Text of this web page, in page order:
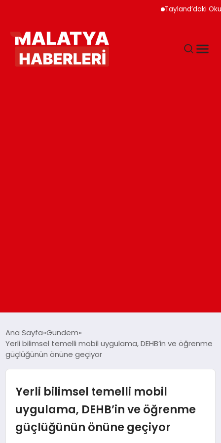
Tayland’daki Okul
GÜNDEM
DÜNYA
EĞITIM
Ana Sayfa Gündem
Yerli bilimsel temelli mobil uygulama, DEHB’in ve öğrenme
güçlüğünün önüne geçiyor
Yerli bilimsel temelli mobil
uygulama, DEHB’in ve öğrenme
güçlüğünün önüne geçiyor